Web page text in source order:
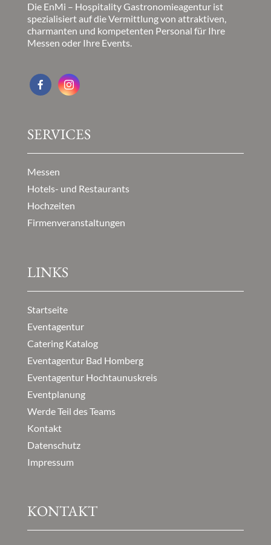
Die EnMi – Hospitality Gastronomieagentur ist
spezialisiert auf die Vermittlung von attraktiven,
charmanten und kompetenten Personal für Ihre
Messen oder Ihre Events.
SERVICES
Messen
Hotels- und Restaurants
Hochzeiten
Firmenveranstaltungen
LINKS
Startseite
Eventagentur
Catering Katalog
Eventagentur Bad Homberg
Eventagentur Hochtaunuskreis
Eventplanung
Werde Teil des Teams
Kontakt
Datenschutz
Impressum
KONTAKT